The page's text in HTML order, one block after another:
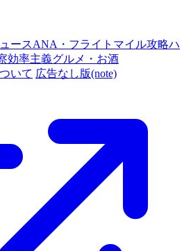
ースANA・フライトマイル攻略ハ
効率主義グルメ・お酒
いて 広告なし版(note)